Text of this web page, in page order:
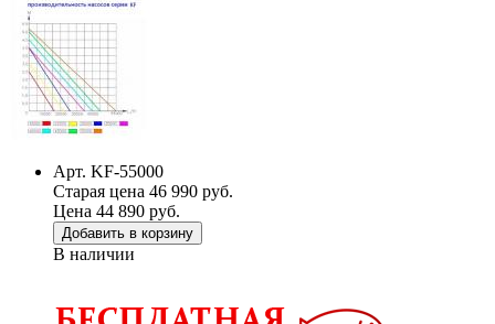
Арт. KF-55000
Старая цена 46 990 руб.
Цена 44 890 руб.
Добавить в корзину
В наличии